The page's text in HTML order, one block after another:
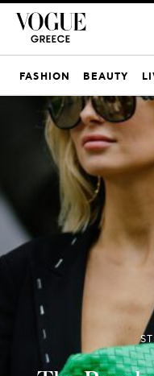
FASHION BEAUTY